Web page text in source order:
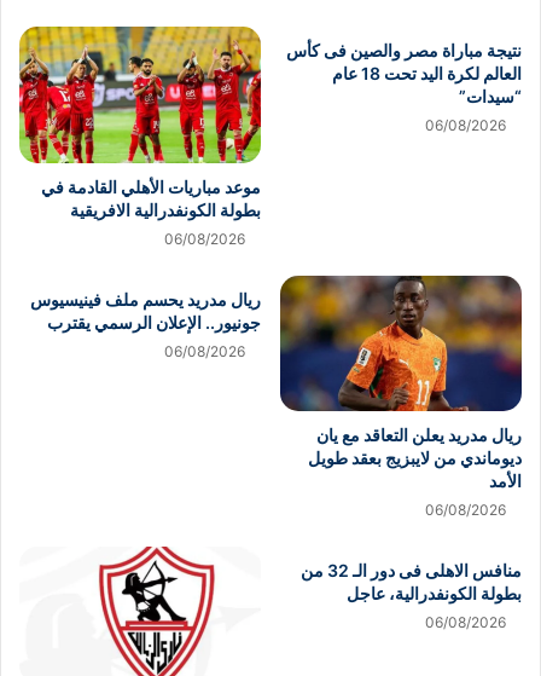
نتيجة مباراة مصر والصين فى كأس
العالم لكرة اليد تحت 18 عام
“سيدات”
06/08/2026
موعد مباريات الأهلي القادمة في
بطولة الكونفدرالية الافريقية
06/08/2026
ريال مدريد يعلن التعاقد مع يان
ديوماندي من لايبزيج بعقد طويل
الأمد
06/08/2026
ريال مدريد يحسم ملف فينيسيوس
جونيور.. الإعلان الرسمي يقترب
06/08/2026
منافس الاهلى فى دور الـ 32 من
بطولة الكونفدرالية، عاجل
06/08/2026